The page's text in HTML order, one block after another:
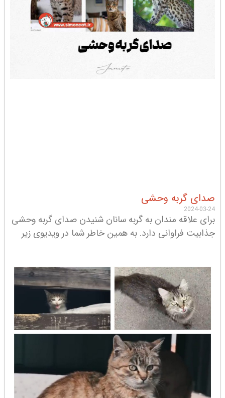
صدای گربه وحشی
2024-03-24
برای علاقه مندان به گربه سانان شنیدن صدای گربه وحشی
جذابیت فراوانی دارد. به همین خاطر شما در ویدیوی زیر